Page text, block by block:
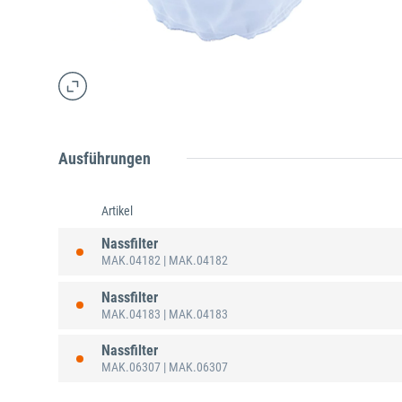
Ausführungen
Artikel
Nassfilter
MAK.04182 | MAK.04182
Nassfilter
MAK.04183 | MAK.04183
Nassfilter
MAK.06307 | MAK.06307